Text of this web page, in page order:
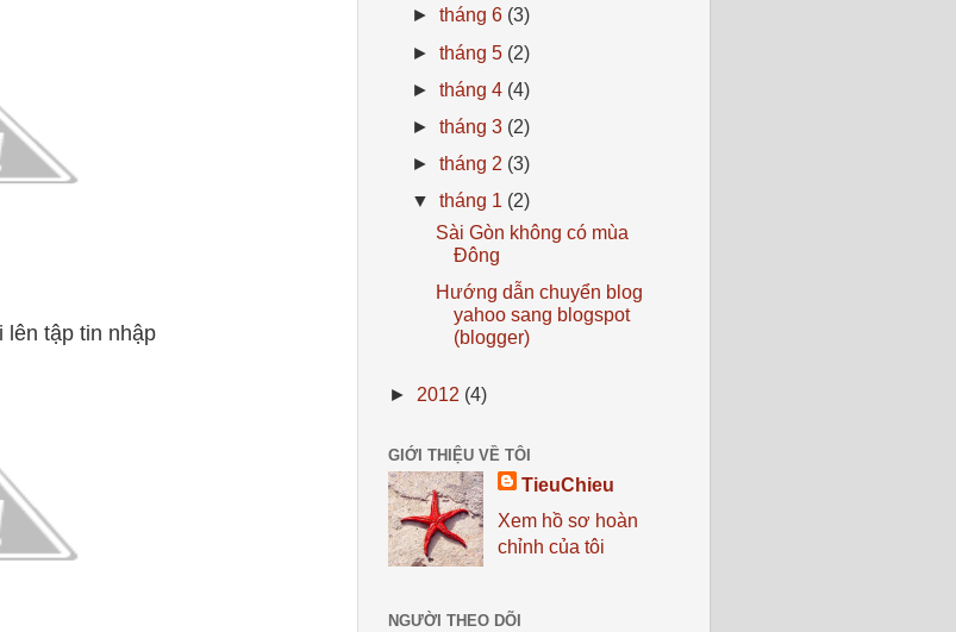
lên tập tin nhập
►tháng 6 (3)
►tháng 5 (2)
►tháng 4 (4)
►tháng 3 (2)
►tháng 2 (3)
▼tháng 1 (2)
Sài Gòn không có mùa
Đông
Hướng dẫn chuyển blog
yahoo sang blogspot
(blogger)
► 2012 (4)
GIỚI THIỆU VỀ TÔI
TieuChieu
Xem hồ sơ hoàn
chỉnh của tôi
NGƯỜI THEO DÕI